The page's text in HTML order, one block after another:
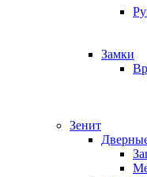
Замки
Зенит